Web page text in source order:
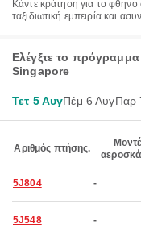
Κάντε κράτηση για το
ταξιδιωτική εμπειρία και
Ελέγξτε το
Singapore
Τετ 5 ΑυγΠέμ 6 ΑυγΠαρ
Αριθμός πτήσης.
5J804 -
5J548 -